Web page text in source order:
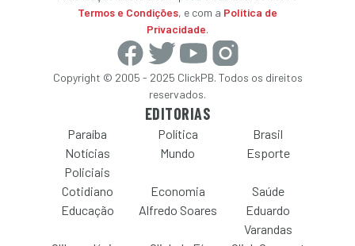
Termos e Condições, e com a Política de
Privacidade.
Copyright © 2005 - 2025 ClickPB. Todos os direitos
reservados.
EDITORIAS
Paraíba Política
Brasil
Notícias
Policiais
Mundo Esporte
Cotidiano Economia
Saúde
Educação
Alfredo Soares
Eduardo
Varandas